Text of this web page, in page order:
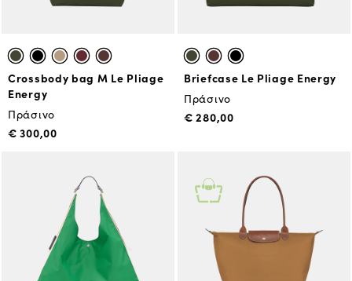
Crossbody bag M Le Pliage
Energy
Πράσινο
€ 300,00
Briefcase Le Pliage Energy
Πράσινο
€ 280,00